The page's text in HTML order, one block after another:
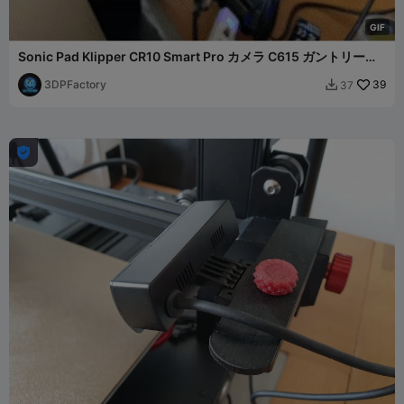
GIF
Sonic Pad Klipper CR10 Smart Pro カメラ C615 ガントリーマ
ウント
3DPFactory  37 39
